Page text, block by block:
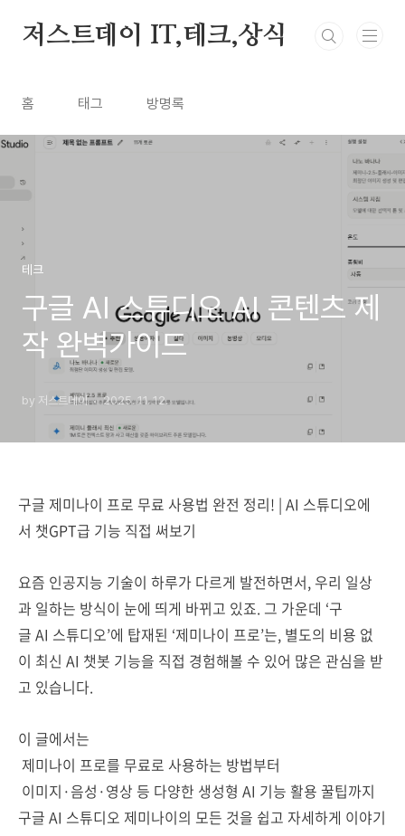
저스트데이 IT,테크,상식
홈 태그 방명록
테크
구글 AI 스튜디오 AI 콘텐츠 제
작 완벽가이드
by 저스트데이 2025. 11. 12.
구글 제미나이 프로 무료 사용법 완전 정리! | AI 스튜디오에
서 챗GPT급 기능 직접 써보기
요즘 인공지능 기술이 하루가 다르게 발전하면서, 우리 일상
과 일하는 방식이 눈에 띄게 바뀌고 있죠. 그 가운데 ‘구
글 AI 스튜디오’에 탑재된 ‘제미나이 프로’는, 별도의 비용 없
이 최신 AI 챗봇 기능을 직접 경험해볼 수 있어 많은 관심을 받
고 있습니다.
이 글에서는
제미나이 프로를 무료로 사용하는 방법부터
이미지·음성·영상 등 다양한 생성형 AI 기능 활용 꿀팁까지
구글 AI 스튜디오 제미나이의 모든 것을 쉽고 자세하게 이야기